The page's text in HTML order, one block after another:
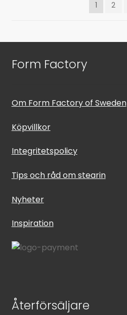
1 2
Form Factory
Om Form Factory of Sweden
Köpvillkor
Integritetspolicy
Tips och råd om stearin
Nyheter
Inspiration
Återförsäljare